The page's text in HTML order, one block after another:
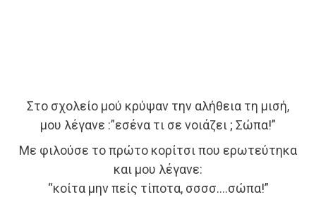
Στο σχολείο μού κρύψαν την αλήθεια τη μισή,
μου λέγανε :”εσένα τι σε νοιάζει ; Σώπα!”
Με φιλούσε το πρώτο κορίτσι που ερωτεύτηκα
και μου λέγανε:
“κοίτα μην πείς τίποτα, σσσσ….σώπα!”